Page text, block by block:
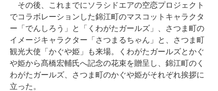
その後、これまでにソラシドエアの空恋プロジェクト
でコラボレーションした錦江町のマスコットキャラクタ
ー「でんしろう」と「くわがたガールズ」、さつま町の
イメージキャラクター「さつまるちゃん」と、さつま町
観光大使「かぐや姫」も来場。くわがたガールズとかぐ
や姫から髙橋宏輔氏へ記念の花束を贈呈し、錦江町のく
わがたガールズ、さつま町のかぐや姫がそれぞれ挨拶に
立った。